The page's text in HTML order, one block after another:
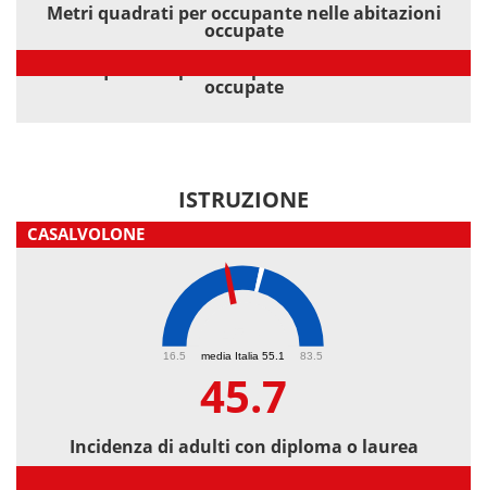
Metri quadrati per occupante nelle abitazioni
occupate
occupate
ISTRUZIONE
CASALVOLONE
media Italia 55.1
16.5 83.5
45.7
Incidenza di adulti con diploma o laurea